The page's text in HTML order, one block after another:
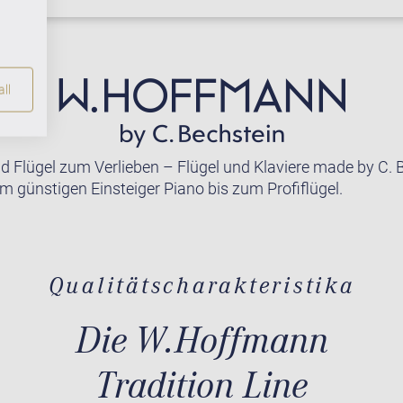
Flügel zum Verlieben – Flügel und Klaviere made by C.
günstigen Einsteiger Piano bis zum Profiflügel.
Qualitätscharakteristika
Die W.Hoffmann
Tradition Line